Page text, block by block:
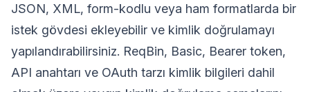
JSON, XML, form-kodlu veya ham formatlarda bir
istek gövdesi ekleyebilir ve kimlik doğrulamayı
yapılandırabilirsiniz. ReqBin, Basic, Bearer token,
API anahtarı ve OAuth tarzı kimlik bilgileri dahil